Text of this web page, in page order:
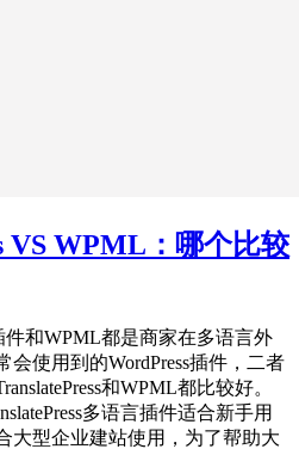
VS WPML：哪个比较
件和WPML都是商家在多语言外
会使用到的WordPress插件，二者
和WPML都比较好。
多语言插件适合新手用
大型企业建站使用，为了帮助大